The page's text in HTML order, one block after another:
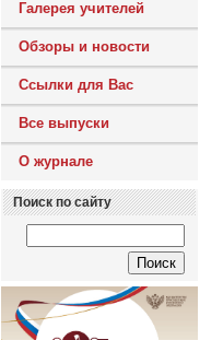
Галерея учителей
Обзоры и новости
Ссылки для Вас
Все выпуски
О журнале
Поиск по сайту